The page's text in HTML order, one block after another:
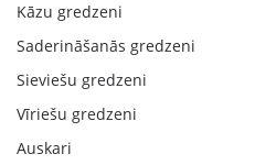
Kāzu gredzeni
Saderināšanās gredzeni
Sieviešu gredzeni
Vīriešu gredzeni
Auskari